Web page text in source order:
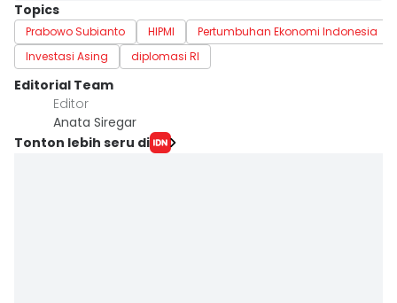
Topics
Prabowo Subianto HIPMI
Pertumbuhan Ekonomi Indonesia
Investasi Asing
diplomasi RI
Editorial Team
Editor
Anata Siregar
Tonton lebih seru di